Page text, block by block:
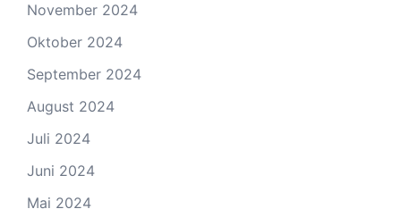
November 2024
Oktober 2024
September 2024
August 2024
Juli 2024
Juni 2024
Mai 2024